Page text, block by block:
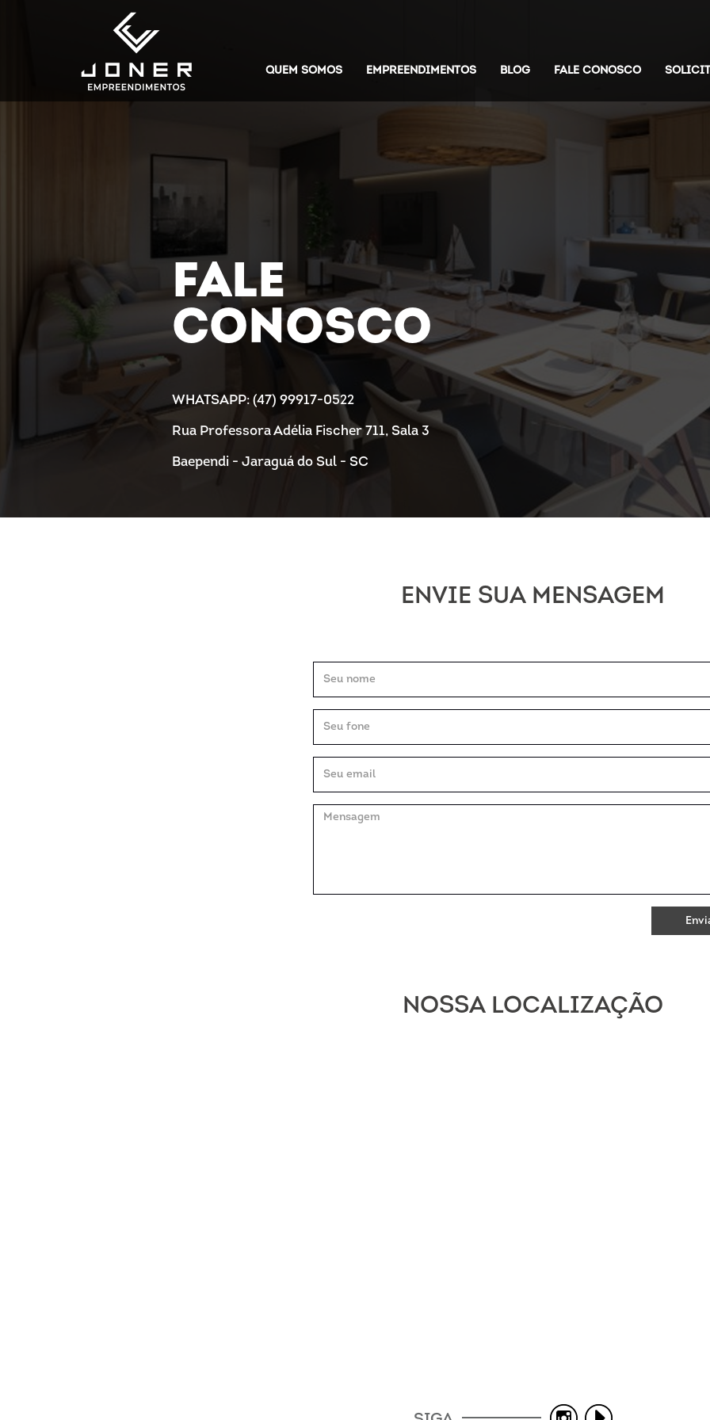
QUEM SOMOS EMPREENDIMENTOS BLOG FALE CONOSCO
FALE
CONOSCO
WHATSAPP: (47) 99917-0522
Rua Professora Adélia Fischer 711, Sala 3
Baependi - Jaraguá do Sul - SC
ENVIE SUA MENSAGEM
NOSSA LOCALIZAÇÃO